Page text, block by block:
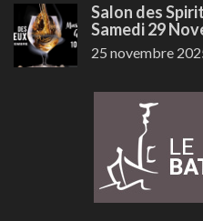
Salon des
Samedi 29
25 novembre